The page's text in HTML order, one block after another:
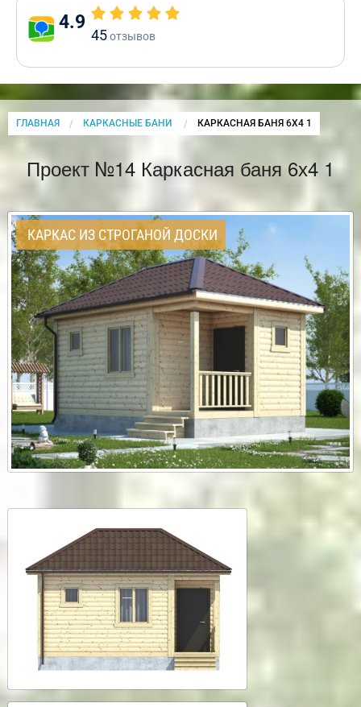
4.9
45отзывов
ГЛАВНАЯ КАРКАСНЫЕ БАНИ CURRENT:
КАРКАСНАЯ БАНЯ 6Х4 1
Проект №14 Каркасная баня 6х4 1
КАРКАС ИЗ СТРОГАНОЙ ДОСКИ